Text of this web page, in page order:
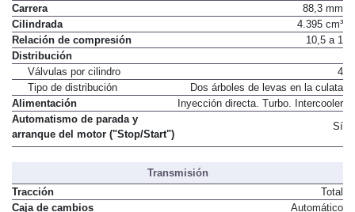
Carrera
88,3 mm
Cilindrada
4.395 cm³
Relación de compresión
10,5 a 1
Distribución
Válvulas por cilindro
4
Tipo de distribución
Dos árboles de levas en la culata
Alimentación
Inyección directa. Turbo. Intercooler
Automatismo de parada y
arranque del motor ("Stop/Start")
Sí
Transmisión
Tracción
Total
Caja de cambios
Automático